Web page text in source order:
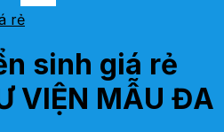
rẻ
sinh giá rẻ
VIỆN MẪU ĐA